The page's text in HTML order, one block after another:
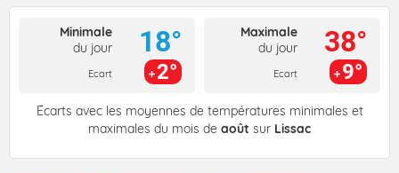
Minimale
du jour
Ecart
18°
2°
Maximale
du jour
Ecart
38°
9°
Écarts avec les moyennes de températures minimales et
maximales du mois de août sur Lissac